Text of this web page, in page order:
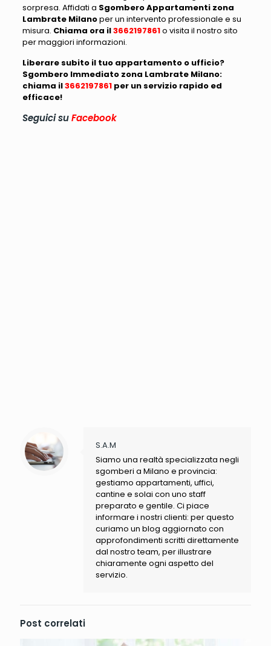
sorpresa. Affidati a Sgombero Appartamenti zona
Lambrate Milanoper un intervento professionale e su
misura. Chiama ora il3662197861o visita il nostro sito
per maggiori informazioni.
Liberare subito il tuo appartamento o ufficio?
Sgombero Immediato zona Lambrate Milano:
chiama il3662197861per un servizio rapido ed
efficace!
Seguici suFacebook
S.A.M
Siamo una realtà specializzata negli
sgomberi a Milano e provincia:
gestiamo appartamenti, uffici,
cantine e solai con uno staff
preparato e gentile. Ci piace
informare i nostri clienti: per questo
curiamo un blog aggiornato con
approfondimenti scritti direttamente
dal nostro team, per illustrare
chiaramente ogni aspetto del
servizio.
Post correlati